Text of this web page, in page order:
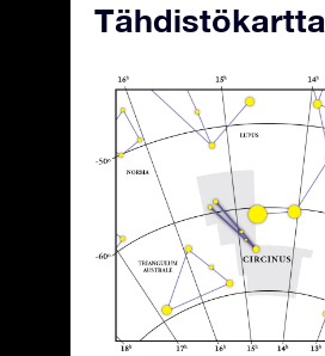
Tähdistökartta